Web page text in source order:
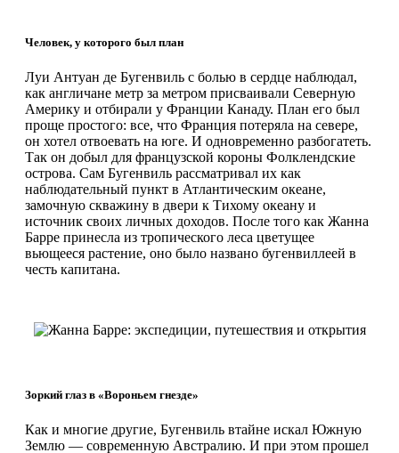
Человек, у которого был план
Луи Антуан де Бугенвиль с болью в сердце наблюдал,
как англичане метр за метром присваивали Северную
Америку и отбирали у Франции Канаду. План его был
проще простого: все, что Франция потеряла на севере,
он хотел отвоевать на юге. И одновременно разбогатеть.
Так он добыл для французской короны Фолклендские
острова. Сам Бугенвиль рассматривал их как
наблюдательный пункт в Атлантическим океане,
замочную скважину в двери к Тихому океану и
источник своих личных доходов. После того как Жанна
Барре принесла из тропического леса цветущее
вьющееся растение, оно было названо бугенвиллеей в
честь капитана.
Зоркий глаз в «Вороньем гнезде»
Как и многие другие, Бугенвиль втайне искал Южную
Землю — современную Австралию. И при этом прошел